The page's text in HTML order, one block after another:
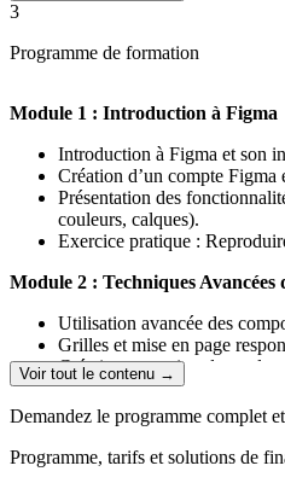
3
Programme de formation
Module 1 : Introduction à Figma
Introduction à Figma et son
Création d’un compte
Présentation des
couleurs, calques).
Exercice pratique :
Module 2 : Techniques Avancées
Utilisation avancée des
Grilles et mise en page
Création et gestion des styles
Exercice pratique :
composants réutilisables.
Module 3 : Prototypage et
Voir tout le contenu →
Demandez le programme complet
Programme, tarifs et solutions de